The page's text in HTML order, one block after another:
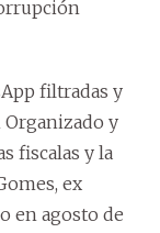
filtradas y
y
fiscalas y la
ex
en agosto de